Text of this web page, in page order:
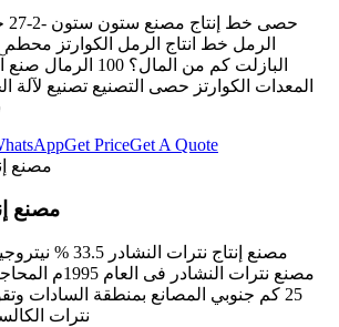
الرمل خط انتاج الرمل الكوارتز محطم
البازلت كم من المال؟
المعدات الكوارتز حصى التصنيع تصنيع لآلة
Get PriceGet A Quote
مصنع
مصنع إنتاج نترات
مصنع نترات النشادر
25 كم جنوبي المصانع بمنطقة السادات
نترات